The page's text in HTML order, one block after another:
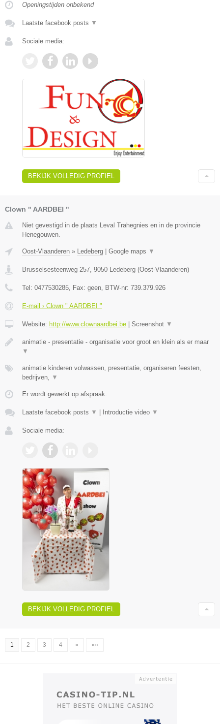
Openingstijden onbekend
Laatste facebook posts ▼
Sociale media:
BEKIJK VOLLEDIG PROFIEL
Clown " AARDBEI "
Niet gevestigd in de plaats Leval Trahegnies en in de provincie
Henegouwen.
Oost-Vlaanderen » Ledeberg Google maps ▼
Brusselsesteenweg 257, 9050 Ledeberg (Oost-Vlaanderen)
Tel: 0477530285, Fax: geen, BTW-nr: 739.379.926
E-mail › Clown " AARDBEI "
Website: http://www.clownaardbei.be Screenshot ▼
animatie - presentatie - organisatie voor groot en klein als er maar
▼
animatie kinderen volwassen, presentatie, organiseren feesten,
bedrijven, ▼
Er wordt gewerkt op afspraak.
Laatste facebook posts ▼ Introductie video ▼
Sociale media:
BEKIJK VOLLEDIG PROFIEL
1 2 3 4 » »»